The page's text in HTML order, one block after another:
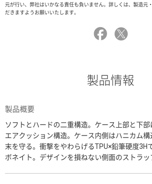
元が行い、弊社はいかなる責任も負いません。詳しくは、製造元
だきますようお願いいたします。
製品情報
製品概要
ソフトとハードの二重構造。ケース上部と下
エアクッション構造。ケース内側はハニカム
末を守る。衝撃をやわらげるTPU×鉛筆硬度3H
ボネイト。デザインを損ねない側面のストラッ